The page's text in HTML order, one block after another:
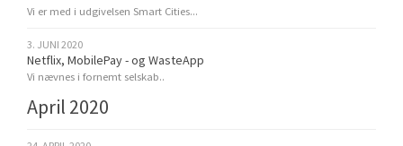
Vi er med i udgivelsen Smart Cities...
3. JUNI 2020
Netflix, MobilePay - og WasteApp
Vi nævnes i fornemt selskab..
April 2020